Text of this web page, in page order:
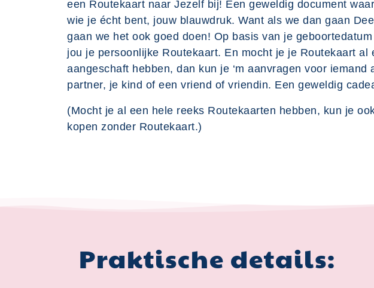
een Routekaart naar Jezelf bij! Een geweldig document
wie je écht bent, jouw blauwdruk. Want als we dan gaan
gaan we het ook goed doen! Op basis van je
jou je persoonlijke Routekaart. En mocht je je Routekaart al
aangeschaft hebben, dan kun je ‘m aanvragen voor iemand
partner, je kind of een vriend of vriendin. Een geweldig
(Mocht je al een hele reeks Routekaarten hebben, kun je
kopen zonder Routekaart.)
Praktische details: